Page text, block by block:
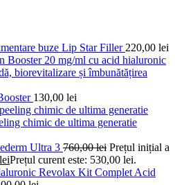
Lip Star Filler 220,00 lei
130,00 lei
chimic de ultima generatie
Ultra 3 760,00lei Prețul inițial a
leiPrețul curent este: 530,00 lei.
Kit Complet Acid